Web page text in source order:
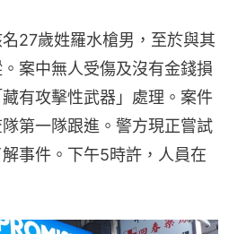
27歲姓羅水槍男，至於與其
案中無人受傷及沒有金錢損
有攻擊性武器」處理。案件
第一隊跟進。警方現正嘗試
事件。下午5時許，人員在